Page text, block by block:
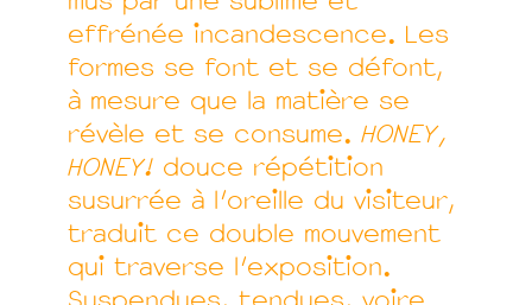
effrénée incandescence. Les
formes se font et se défont,
à mesure que la matière se
révèle et se consume.HONEY,
HONEY! douce répétition
susurrée à l’oreille du visiteur,
traduit ce double mouvement
qui traverse l’exposition.